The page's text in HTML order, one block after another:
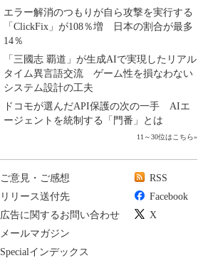
エラー解消のつもりが自ら攻撃を実行する
「ClickFix」が108％増 日本の割合が最多
14％
「三國志 覇道」が生成AIで実現したリアル
タイム異言語交流 ゲーム性を損なわない
システム設計の工夫
ドコモが選んだAPI保護の次の一手 AIエ
ージェントを統制する「門番」とは
11～30位はこちら»
ご意見・ご感想
リリース送付先
広告に関するお問い合わせ
メールマガジン
Specialインデックス
RSS
Facebook
X